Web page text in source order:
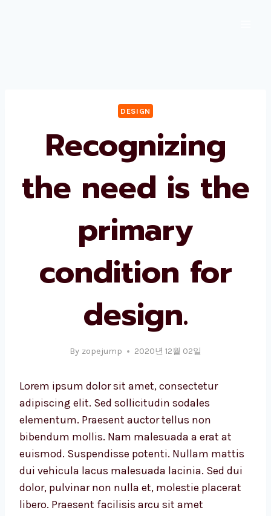
DESIGN
Recognizing
the need is the
primary
condition for
design.
By zopejump 2020년 12월 02일
Lorem ipsum dolor sit amet, consectetur
adipiscing elit. Sed sollicitudin sodales
elementum. Praesent auctor tellus non
bibendum mollis. Nam malesuada a erat at
euismod. Suspendisse potenti. Nullam mattis
dui vehicula lacus malesuada lacinia. Sed dui
dolor, pulvinar non nulla et, molestie placerat
libero. Praesent facilisis arcu sit amet